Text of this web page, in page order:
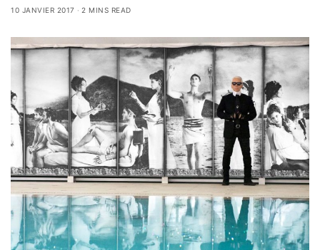
10 JANVIER 2017 2 MINS READ